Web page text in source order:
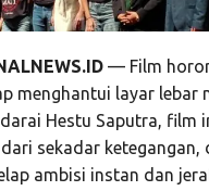
— Film
menghantui layar lebar
Hestu Saputra, film
sekadar ketegangan,
ambisi instan dan